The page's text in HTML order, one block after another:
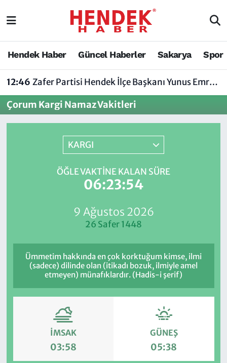
Hendek Haber Güncel Haberler Sakarya Spor
12:46 Zafer Partisi Hendek İlçe Başkanı Yunus Emre Uzun'dan Tartışma Yaratan Açıklamaya Tepki
Çorum Kargi Namaz Vakitleri
KARGI
ÖĞLE VAKTINE KALAN SÜRE
06:23:54
9 Ağustos 2026
26 Safer 1448
Ümmetim hakkında en çok korktuğum kimse, ilmi
(sadece) dilinde olan (itikadı bozuk, ilmiyle amel
etmeyen) münafıklardır. (Hadis-i şerif)
İMSAK
03:58
GÜNEŞ
05:38
Hendek Haber
Spor
Nöbetçi Eczaneler
Vefat Edenler
Hendek Haber
Sakarya
Hakkında
Hendek Haber Reklam Servisi
Sakarya Nöbetçi Eczaneler
Sakarya Trafik Yoğunluk Haritası
Süper Lig Puan Durumu ve Fikstür
Tüm Manşetler
Son Dakika Haberleri